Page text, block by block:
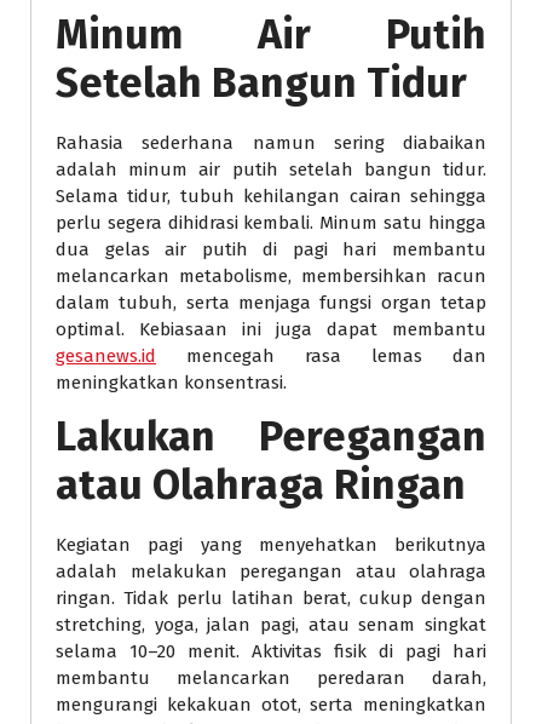
Minum Air Putih
Setelah Bangun Tidur
Rahasia sederhana namun sering diabaikan
adalah minum air putih setelah bangun tidur.
Selama tidur, tubuh kehilangan cairan sehingga
perlu segera dihidrasi kembali. Minum satu hingga
dua gelas air putih di pagi hari membantu
melancarkan metabolisme, membersihkan racun
dalam tubuh, serta menjaga fungsi organ tetap
optimal. Kebiasaan ini juga dapat membantu
gesanews.id mencegah rasa lemas dan
meningkatkan konsentrasi.
Lakukan Peregangan
atau Olahraga Ringan
Kegiatan pagi yang menyehatkan berikutnya
adalah melakukan peregangan atau olahraga
ringan. Tidak perlu latihan berat, cukup dengan
stretching, yoga, jalan pagi, atau senam singkat
selama 10–20 menit. Aktivitas fisik di pagi hari
membantu melancarkan peredaran darah,
mengurangi kekakuan otot, serta meningkatkan